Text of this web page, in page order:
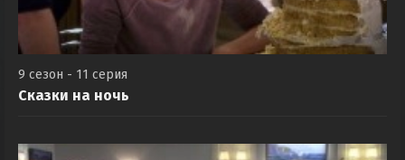
9 сезон - 11 серия
Сказки на ночь